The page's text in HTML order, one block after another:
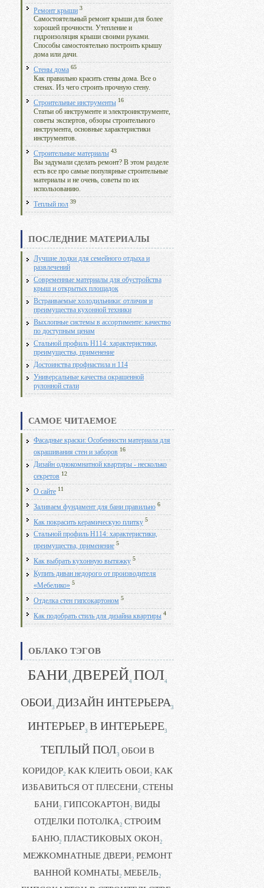
Ремонт крыши 3
Самостоятельный ремонт крыши для более
хорошей прочности. Утепление и
гидроизоляция крыши своими руками.
Способы самостоятельно построить крышу
дома или дачи.
Стены дома 65
Как правильно красить стены дома. Все о
стенах. Из чего строить прочную стену.
Строительные инструменты 16
Статьи об инструменте и электроинструменте,
советы экспертов, обзоры строительного
инструмента, основные характеристики
инструментов.
Строительные материалы 43
Вы задумали сделать ремонт? В этом разделе
есть все про самые популярные строительные
материалы и не очень, советы по их
использованию.
Теплый пол 39
ПОСЛЕДНИЕ МАТЕРИАЛЫ
Лучшие лодки для семейного отдыха и
развлечений
Современные материалы для обустройства
крыш и открытых площадок
Встраиваемые холодильники: отличия и
преимущества кухонной техники
Выхлопные системы в ассортименте: качество
по доступным ценам
Стальной профиль Н114: характеристики,
преимущества, применение
Достоинства профнастила н 114
Универсальные качества окрашенной
рулонной стали
САМОЕ ЧИТАЕМОЕ
Фасадные краски: Особенности материала для
окрашивания стен и заборов 16
Дизайн однокомнатной квартиры - несколько
секретов 12
О сайте 11
Заливаем фундамент для бани правильно 6
Как покрасить керамическую плитку 5
Стальной профиль Н114: характеристики,
преимущества, применение 5
Как выбрать кухонную вытяжку 5
Купить диван недорого от производителя
«Мебелико» 5
Отделка стен гипсокартоном 5
Как подобрать стиль для дизайна квартиры 4
ОБЛАКО ТЭГОВ
БАНИ4 ДВЕРЕЙ4 ПОЛ4
ОБОИ3 ДИЗАЙН ИНТЕРЬЕРА3
ИНТЕРЬЕР3 В ИНТЕРЬЕРЕ3
ТЕПЛЫЙ ПОЛ3 ОБОИ В
КОРИДОР2 КАК КЛЕИТЬ ОБОИ2 КАК
ИЗБАВИТЬСЯ ОТ ПЛЕСЕНИ2 СТЕНЫ
БАНИ2 ГИПСОКАРТОН2 ВИДЫ
ОТДЕЛКИ ПОТОЛКА2 СТРОИМ
БАНЮ2 ПЛАСТИКОВЫХ ОКОН2
МЕЖКОМНАТНЫЕ ДВЕРИ2 РЕМОНТ
ВАННОЙ КОМНАТЫ2 МЕБЕЛЬ2